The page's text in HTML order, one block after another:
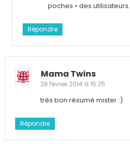
poches » des utilisateurs.
Répondre
Mama Twins
28 février 2014 à 15:25
très bon résumé mister :)
Répondre